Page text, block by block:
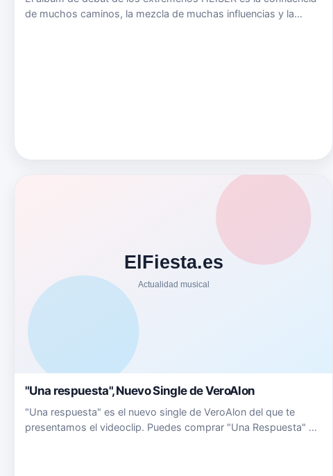
de muchos caminos, la mezcla de muchas influencias y la
"Una respuesta", Nuevo Single de VeroAlon
"Una respuesta" es el nuevo single de VeroAlon del que te
presentamos el videoclip. Puedes comprar "Una Respuesta" en